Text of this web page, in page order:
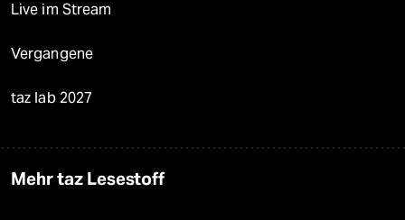
Live im Stream
Vergangene
taz lab 2027
Mehr taz Lesestoff